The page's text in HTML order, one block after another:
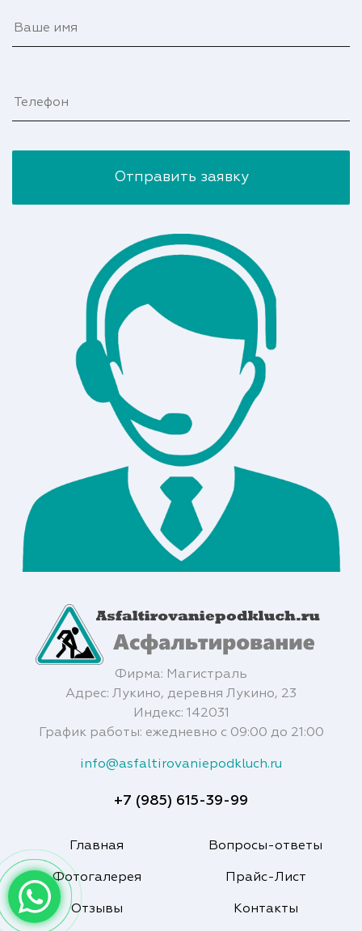
Фирма: Магистраль
Адрес: Лукино, деревня Лукино, 23
Индекс: 142031
График работы: ежедневно с 09:00 до 21:00
info@asfaltirovaniepodkluch.ru
+7 (985) 615-39-99
Главная Вопросы-ответы
Фотогалерея Прайс-Лист
Отзывы Контакты